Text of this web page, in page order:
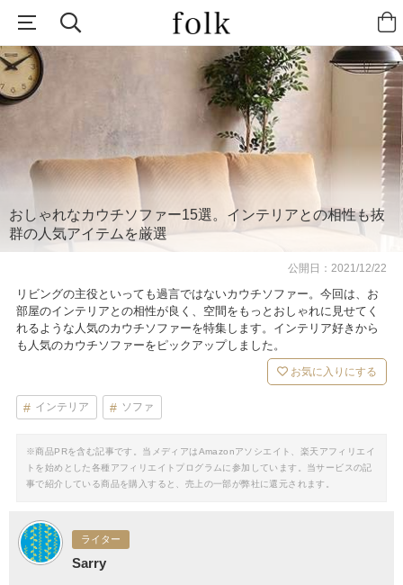
おしゃれなカウチソファー15選。インテリアとの相性も抜
群の人気アイテムを厳選
公開日：2021/12/22
リビングの主役といっても過言ではないカウチソファー。今回は、お
部屋のインテリアとの相性が良く、空間をもっとおしゃれに見せてく
れるような人気のカウチソファーを特集します。インテリア好きから
も人気のカウチソファーをピックアップしました。
お気に入りにする
インテリア ソファ
※商品PRを含む記事です。当メディアはAmazonアソシエイト、楽天アフィリエイ
トを始めとした各種アフィリエイトプログラムに参加しています。当サービスの記
事で紹介している商品を購入すると、売上の一部が弊社に還元されます。
ライター
Sarry